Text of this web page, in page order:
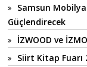
Samsun
Güçlendirecek
İZWOOD ve
Siirt Kitap